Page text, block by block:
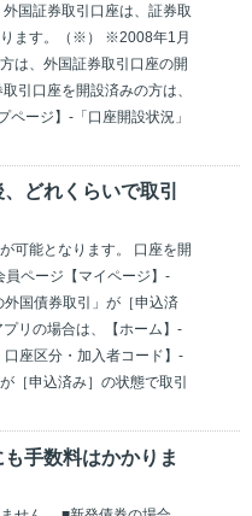
国証券取引口座は、証券取
ります。（※） ※2008年1月
は、外国証券取引口座の開
引口座を開設済みの方は、
ージ】-「口座開設状況」
どれくらいで取引
可能となります。 口座を開
ページ【マイページ】-
外国債券取引」が［申込済
リの場合は、【ホーム】-
口座区分・加入者コード】-
［申込済み］の状態で取引
手数料はかかりま